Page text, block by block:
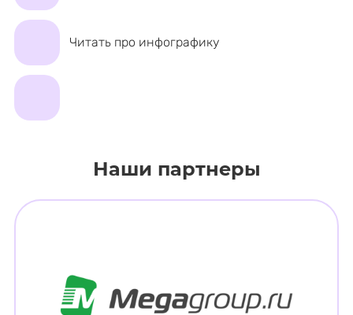
Читать про инфографику
Наши партнеры